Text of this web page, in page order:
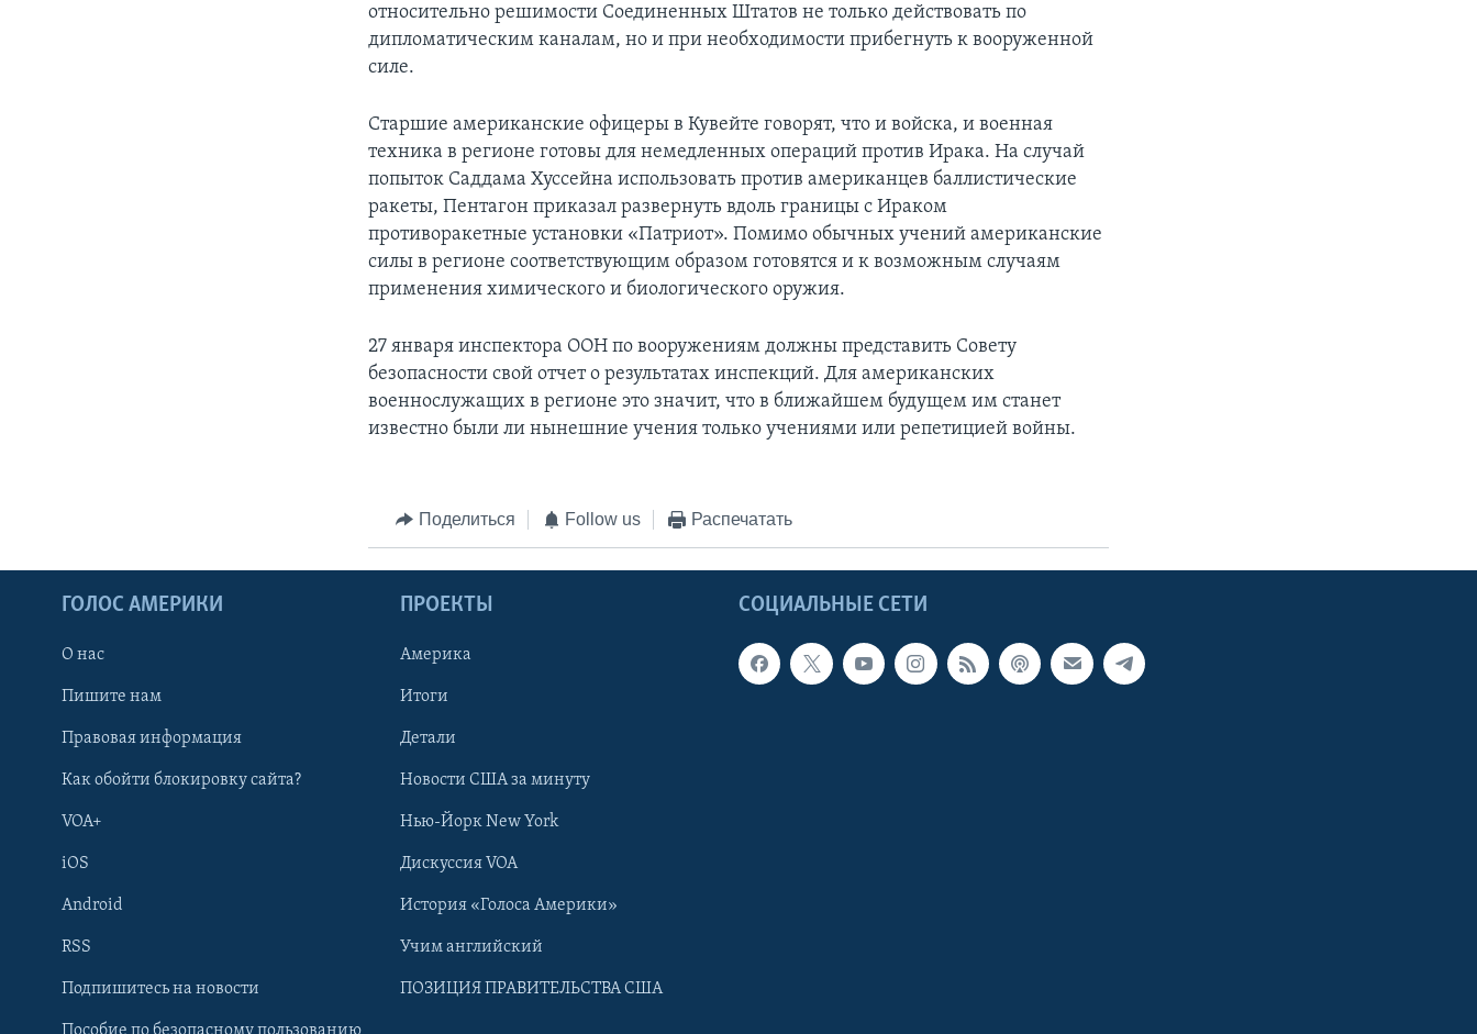
Learning English
относительно решимости Соединенных Штатов не только действовать по
дипломатическим каналам, но и при необходимости прибегнуть к вооруженной
силе.
Старшие американские офицеры в Кувейте говорят, что и войска, и военная
техника в регионе готовы для немедленных операций против Ирака. На случай
попыток Саддама Хуссейна использовать против американцев баллистические
ракеты, Пентагон приказал развернуть вдоль границы с Ираком
противоракетные установки «Патриот». Помимо обычных учений американские
силы в регионе соответствующим образом готовятся и к возможным случаям
применения химического и биологического оружия.
27 января инспектора ООН по вооружениям должны представить Совету
безопасности свой отчет о результатах инспекций. Для американских
военнослужащих в регионе это значит, что в ближайшем будущем им станет
известно были ли нынешние учения только учениями или репетицией войны.
Поделиться Follow us Распечатать
СОЦИАЛЬНЫЕ СЕТИ
ГОЛОС АМЕРИКИ
О нас
Пишите нам
Правовая информация
Как обойти блокировку сайта?
VOA+
iOS
Android
RSS
Подпишитесь на новости
ПРОЕКТЫ
Америка
Итоги
Детали
Новости США за минуту
Нью-Йорк New York
Дискуссия VOA
История «Голоса Америки»
Учим английский
ПОЗИЦИЯ ПРАВИТЕЛЬСТВА США